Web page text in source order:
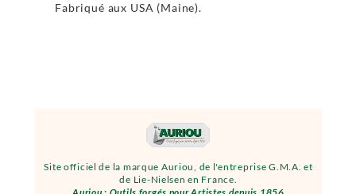
Site officiel de la marque Auriou, de l'entreprise G.M.A. et
de Lie-Nielsen en France.
Fabriqué aux USA (Maine).